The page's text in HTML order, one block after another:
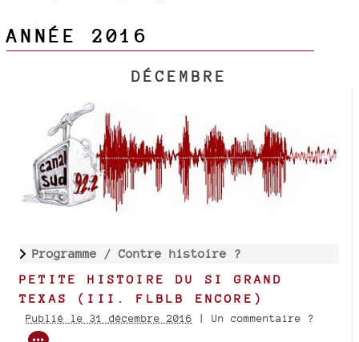
ANNÉE 2016
DÉCEMBRE
Programme / Contre histoire ?
PETITE HISTOIRE DU SI GRAND
TEXAS (III. FLBLB ENCORE)
Publié le 31 décembre 2016 | Un commentaire ?